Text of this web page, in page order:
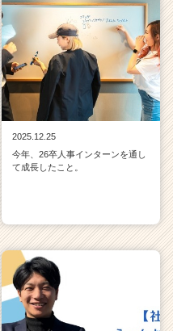
2025.12.25
今年、26卒人事インターンを通し
て成長したこと。